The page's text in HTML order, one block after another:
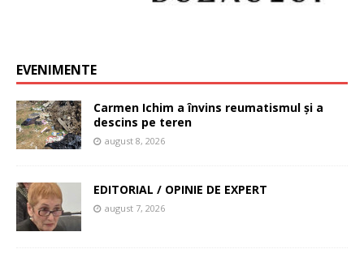
EVENIMENTE
Carmen Ichim a învins reumatismul și a
descins pe teren
august 8, 2026
EDITORIAL / OPINIE DE EXPERT
august 7, 2026